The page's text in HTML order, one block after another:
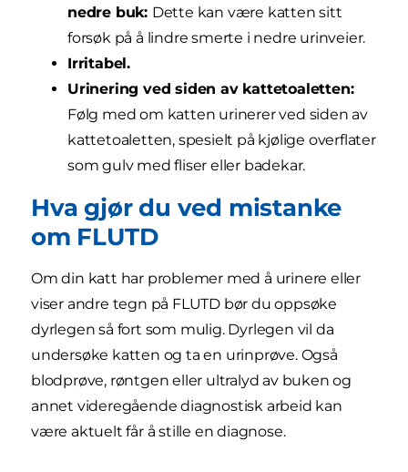
nedre buk: Dette kan være katten sitt
forsøk på å lindre smerte i nedre urinveier.
Irritabel.
Urinering ved siden av kattetoaletten:
Følg med om katten urinerer ved siden av
kattetoaletten, spesielt på kjølige overflater
som gulv med fliser eller badekar.
Hva gjør du ved mistanke
om FLUTD
Om din katt har problemer med å urinere eller
viser andre tegn på FLUTD bør du oppsøke
dyrlegen så fort som mulig. Dyrlegen vil da
undersøke katten og ta en urinprøve. Også
blodprøve, røntgen eller ultralyd av buken og
annet videregående diagnostisk arbeid kan
være aktuelt får å stille en diagnose.